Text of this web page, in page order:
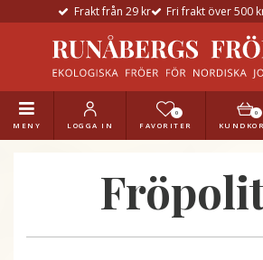
Frakt från 29 kr Fri frakt över 500
MENY LOGGA IN
0
FAVORITER
0